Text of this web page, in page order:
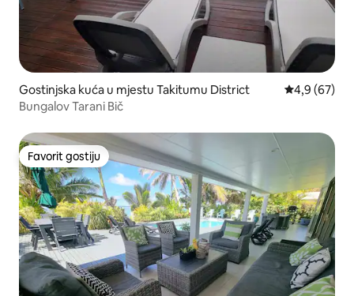
Gostinjska kuća u mjestu Takitumu District prosječna
4,9 (67)
Bungalov Tarani Bič
Favorit gostiju
Favorit gostiju